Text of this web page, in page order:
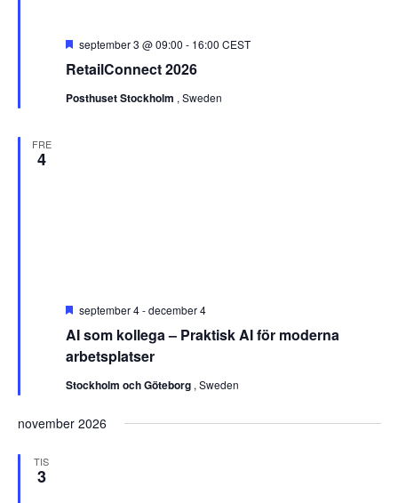
RetailConnect 2026
Utvalt
september 3 @ 09:00 - 16:00 CEST
Posthuset Stockholm , Sweden
FRE
4
AI som kollega – Praktisk AI för moderna
arbetsplatser
Utvalt
september 4-december 4
Stockholm och Göteborg , Sweden
november 2026
TIS
3